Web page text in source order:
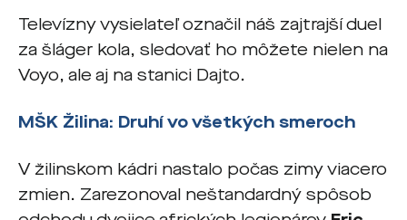
Televízny vysielateľ označil náš zajtrajší duel
za šláger kola, sledovať ho môžete nielen na
Voyo, ale aj na stanici Dajto.
MŠK Žilina: Druhí vo všetkých smeroch
V žilinskom kádri nastalo počas zimy viacero
zmien. Zarezonoval neštandardný spôsob